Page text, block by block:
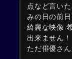
点など言い
みの日の前
綺麗な映像
出来ません！
ただ俳優さ